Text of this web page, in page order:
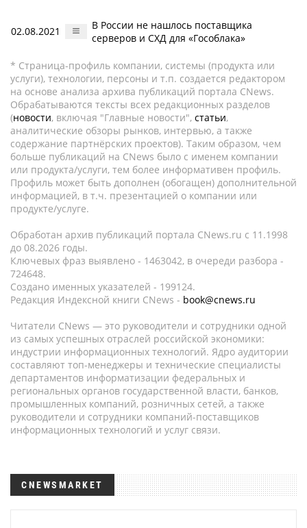
02.08.2021
В России не нашлось поставщика
серверов и СХД для «Гособлака»
* Страница-профиль компании, системы (продукта или
услуги), технологии, персоны и т.п. создается редактором
на основе анализа архива публикаций портала CNews.
Обрабатываются тексты всех редакционных разделов
(новости, включая "Главные новости", статьи,
аналитические обзоры рынков, интервью, а также
содержание партнёрских проектов). Таким образом, чем
больше публикаций на CNews было с именем компании
или продукта/услуги, тем более информативен профиль.
Профиль может быть дополнен (обогащен) дополнительной
информацией, в т.ч. презентацией о компании или
продукте/услуге.
Обработан архив публикаций портала CNews.ru c 11.1998
до 08.2026 годы.
Ключевых фраз выявлено - 1463042, в очереди разбора -
724648.
Создано именных указателей - 199124.
Редакция Индексной книги CNews - book@cnews.ru
Читатели CNews — это руководители и сотрудники одной
из самых успешных отраслей российской экономики:
индустрии информационных технологий. Ядро аудитории
составляют топ-менеджеры и технические специалисты
департаментов информатизации федеральных и
региональных органов государственной власти, банков,
промышленных компаний, розничных сетей, а также
руководители и сотрудники компаний-поставщиков
информационных технологий и услуг связи.
CNEWSMARKET